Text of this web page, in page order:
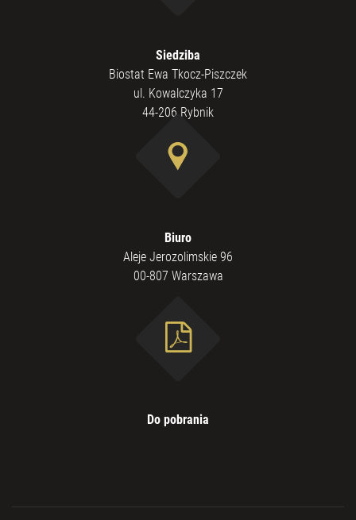
Siedziba
Biostat Ewa Tkocz-Piszczek
ul. Kowalczyka 17
44-206 Rybnik
Biuro
Aleje Jerozolimskie 96
00-807 Warszawa
Do pobrania